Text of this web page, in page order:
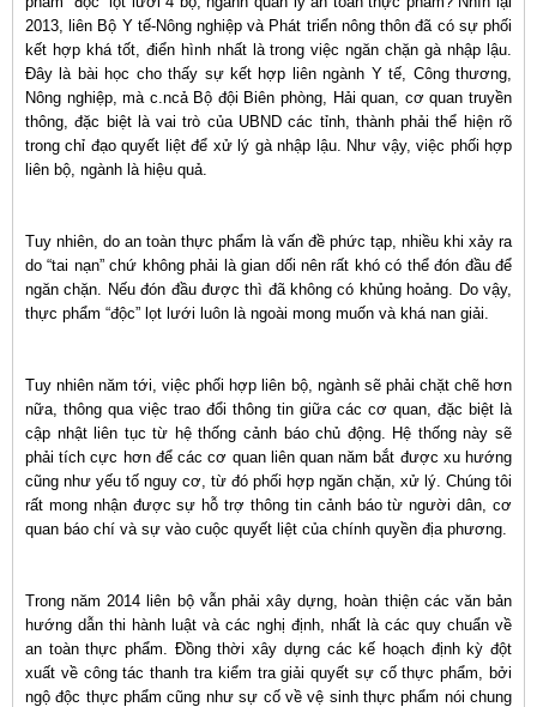
2013, liên Bộ Y tế-Nông nghiệp và Phát triển nông thôn đã có sự phối
kết hợp khá tốt, điển hình nhất là trong việc ngăn chặn gà nhập lậu.
Đây là bài học cho thấy sự kết hợp liên ngành Y tế, Công thương,
Nông nghiệp, mà c.ncả Bộ đội Biên phòng, Hải quan, cơ quan truyền
thông, đặc biệt là vai trò của UBND các tỉnh, thành phải thể hiện rõ
trong chỉ đạo quyết liệt để xử lý gà nhập lậu. Như vậy, việc phối hợp
liên bộ, ngành là hiệu quả.
Tuy nhiên, do an toàn thực phẩm là vấn đề phức tạp, nhiều khi xảy ra
do “tai nạn” chứ không phải là gian dối nên rất khó có thể đón đầu để
ngăn chặn. Nếu đón đầu được thì đã không có khủng hoảng. Do vậy,
thực phẩm “độc” lọt lưới luôn là ngoài mong muốn và khá nan giải.
Tuy nhiên năm tới, việc phối hợp liên bộ, ngành sẽ phải chặt chẽ hơn
nữa, thông qua việc trao đổi thông tin giữa các cơ quan, đặc biệt là
cập nhật liên tục từ hệ thống cảnh báo chủ động. Hệ thống này sẽ
phải tích cực hơn để các cơ quan liên quan năm bắt được xu hướng
cũng như yếu tố nguy cơ, từ đó phối hợp ngăn chặn, xử lý. Chúng tôi
rất mong nhận được sự hỗ trợ thông tin cảnh báo từ người dân, cơ
quan báo chí và sự vào cuộc quyết liệt của chính quyền địa phương.
Trong năm 2014 liên bộ vẫn phải xây dựng, hoàn thiện các văn bản
hướng dẫn thi hành luật và các nghị định, nhất là các quy chuẩn về
an toàn thực phẩm. Đồng thời xây dựng các kế hoạch định kỳ đột
xuất về công tác thanh tra kiểm tra giải quyết sự cố thực phẩm, bởi
ngộ độc thực phẩm cũng như sự cố về vệ sinh thực phẩm nói chung